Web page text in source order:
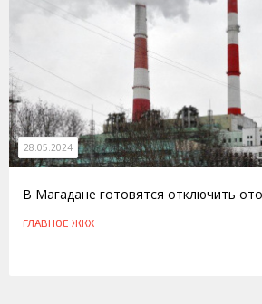
28.05.2024
В Магадане готовятся отключить
ГЛАВНОЕ ЖКХ